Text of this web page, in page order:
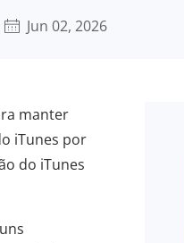
Jun 02, 2026
manter
iTunes por
do iTunes